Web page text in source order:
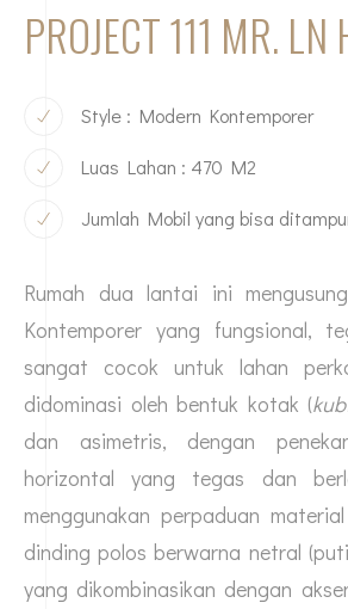
PROJECT 111 MR. LN
Style : Modern Kontemporer
Luas Lahan : 470 M2
Jumlah Mobil yang bisa
Rumah dua lantai ini
Kontemporer yang fungsional,
sangat cocok untuk lahan
didominasi oleh bentuk kotak (
dan asimetris, dengan
horizontal yang tegas dan
menggunakan perpaduan
dinding polos berwarna netral
yang dikombinasikan dengan